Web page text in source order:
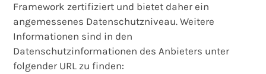
Framework zertifiziert und bietet daher ein
angemessenes Datenschutzniveau. Weitere
Informationen sind in den
Datenschutzinformationen des Anbieters unter
folgender URL zu finden: